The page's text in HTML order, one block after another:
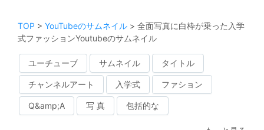
TOP > YouTubeのサムネイル > 全面写真に白枠が乗った入学
式ファッションYoutubeのサムネイル
ユーチューブ サムネイル タイトル
チャンネルアート 入学式 ファション
Q&amp;A 写 真 包括的な